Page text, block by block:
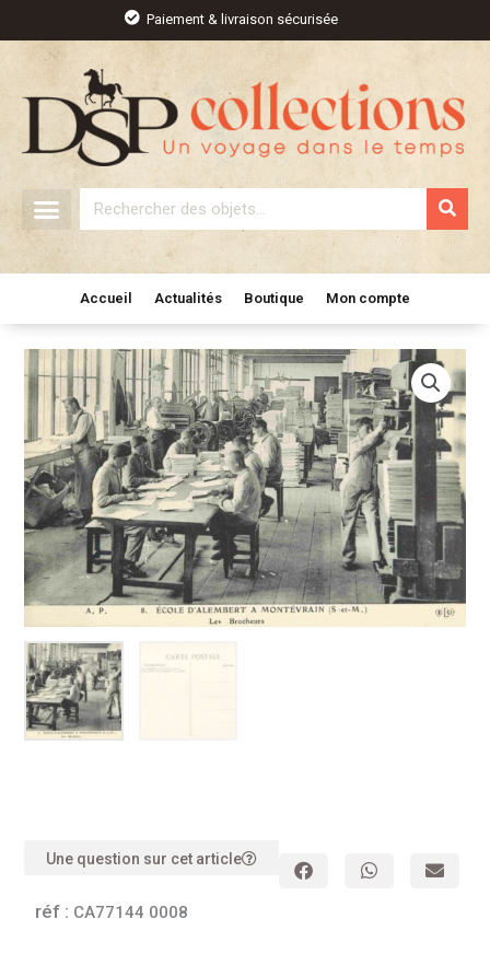
contenu
Paiement & livraison sécurisée
Rechercher
Accueil Actualités Boutique Mon compte
Une question sur cet article
réf : CA77144 0008